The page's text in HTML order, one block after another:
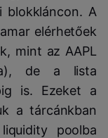
blokkláncon. A
elérhetőek
mint az AAPL
de a lista
is. Ezeket a
a tárcánkban
poolba